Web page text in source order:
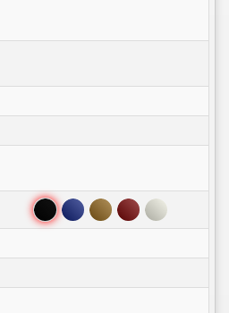
Đen Xanh Nâu Đỏ Trắng